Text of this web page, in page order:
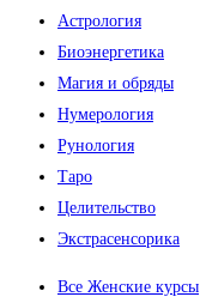
Астрология
Биоэнергетика
Магия и обряды
Нумерология
Рунология
Таро
Целительство
Экстрасенсорика
Все Женские курсы